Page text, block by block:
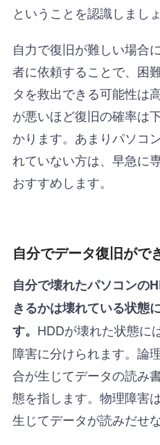
ということを認識しましょ
自力で復旧が難しい場合
者に依頼することで、困
タを救出できる可能性は
が悪いほど復旧の確率は
かります。あまりパソコ
れていない方は、早急に
おすすめします。
自分でデータ復旧がで
自分で壊れたパソコンの
きるかは壊れている状態
す。 HDDが壊れた状態に
障害に分けられます。論
合が生じてデータの読み
態を指します。物理障害
生じてデータが読みだせ